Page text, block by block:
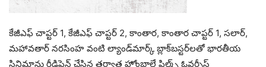
కేజీఎఫ్ చాప్టర్ 1, కేజీఎఫ్ చాప్టర్ 2, కాంతార, కాంతార చాప్టర్ 1, సలార్,
మహావతార్ నరసింహ వంటి ల్యాండ్‌మార్క్ బ్లాక్‌బస్టర్‌లతో భారతీయ
సినిమాను రీడిఫైన్ చేసిన తర్వాత హోంబాలే ఫిల్మ్స్ ఓవర్సీస్